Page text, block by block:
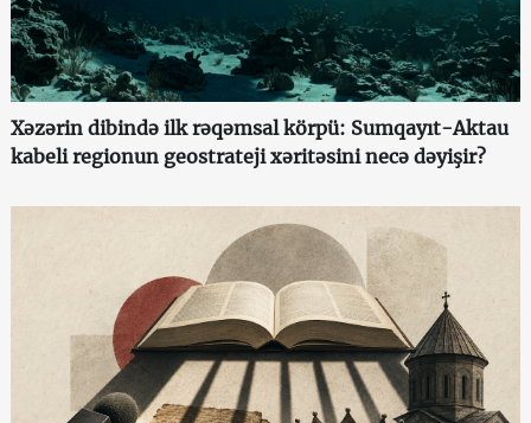
Xəzərin dibində ilk rəqəmsal körpü: Sumqayıt-Aktau
kabeli regionun geostrateji xəritəsini necə dəyişir?